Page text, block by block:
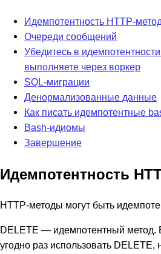
Идемпотентность HTTP-
Очереди сообщений
Убедитесь в
выполняете через воркер
SQL-миграции
Денормализованные данные
Как писать идемпотентные
Bash-идиомы
Завершение
Идемпотентность
HTTP-методы могут быть
DELETE — идемпотентный метод.
угодно раз использовать DELETE,